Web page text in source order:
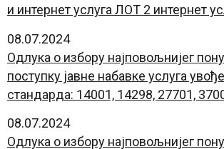
и интернет услуга ЛОТ 2 интернет
08.07.2024
Oдлука о избору најповољнијег
поступку јавне набавке услуга
стандарда: 14001, 14298, 27701,
08.07.2024
Oдлука о избору најповољнијег